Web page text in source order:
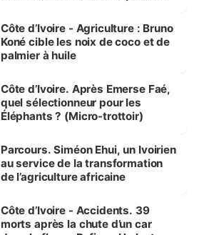
Côte d’Ivoire - Agriculture : Bruno
Koné cible les noix de coco et de
palmier à huile
Côte d’Ivoire. Après Emerse Faé,
quel sélectionneur pour les
Éléphants ? (Micro-trottoir)
Parcours. Siméon Ehui, un Ivoirien
au service de la transformation
de l’agriculture africaine
Côte d’Ivoire - Accidents. 39
morts après la chute d’un car